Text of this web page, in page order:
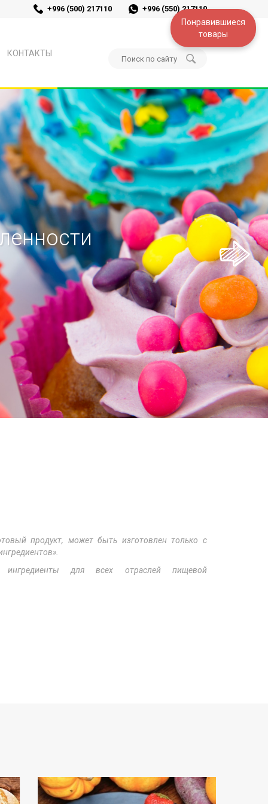
+996 (500) 217110 +996 (550) 217110
КОНТАКТЫ
продукт, может быть изготовлен только с
для всех отраслей пищевой
Понравившиеся
товары